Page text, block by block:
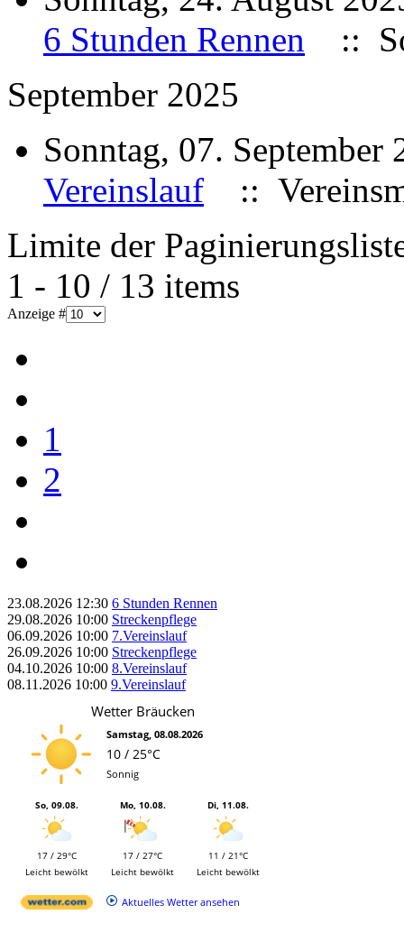
6 Stunden Rennen
::
September 2025
Sonntag, 07.
Vereinslauf
::
Limite der
1 - 10 / 13 items
Anzeige #
1
2
23.08.2026 12:30 6 Stunden Rennen
29.08.2026 10:00 Streckenpflege
06.09.2026 10:00 7.Vereinslauf
26.09.2026 10:00 Streckenpflege
04.10.2026 10:00 8.Vereinslauf
08.11.2026 10:00 9.Vereinslauf
Wetter Bräucken
Samstag, 08.08.2026
10 / 25°C
Sonnig
So, 09.08.
17 / 29°C
Leicht bewölkt
Mo, 10.08.
17 / 27°C
Leicht bewölkt
Di, 11.08.
11 / 21°C
Leicht bewölkt
Aktuelles Wetter ansehen